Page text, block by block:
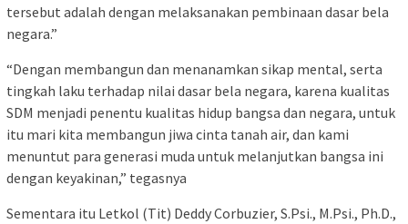
tersebut adalah dengan melaksanakan pembinaan dasar bela
negara.”
“Dengan membangun dan menanamkan sikap mental, serta
tingkah laku terhadap nilai dasar bela negara, karena kualitas
SDM menjadi penentu kualitas hidup bangsa dan negara, untuk
itu mari kita membangun jiwa cinta tanah air, dan kami
menuntut para generasi muda untuk melanjutkan bangsa ini
dengan keyakinan,” tegasnya
Sementara itu Letkol (Tit) Deddy Corbuzier, S.Psi., M.Psi., Ph.D.,